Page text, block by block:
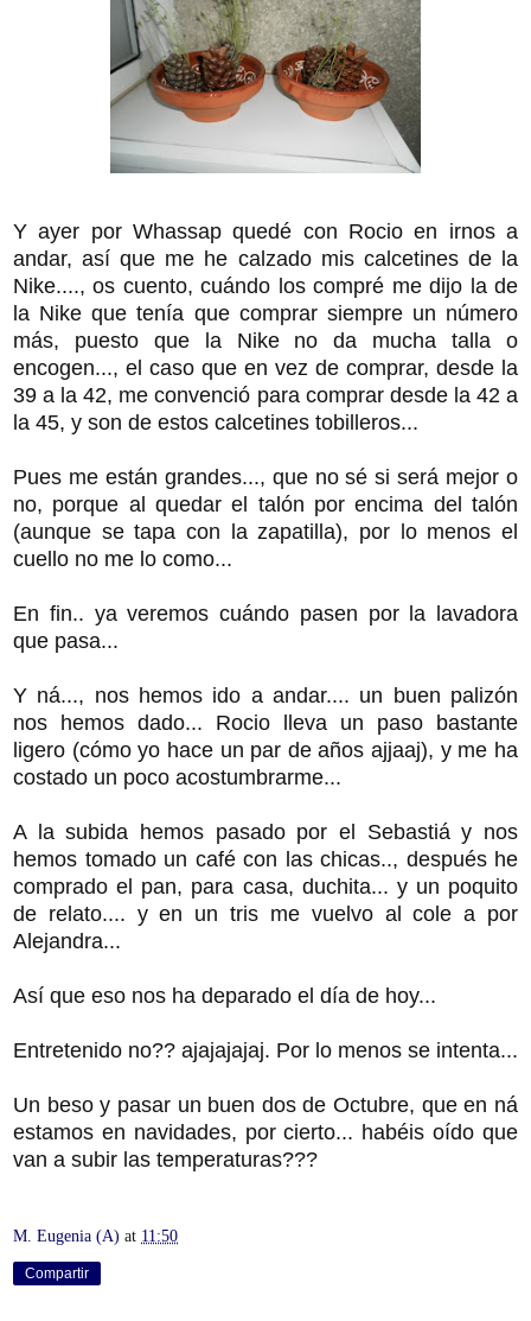
Y ayer por Whassap quedé con Rocio en irnos a
andar, así que me he calzado mis calcetines de la
Nike...., os cuento, cuándo los compré me dijo la de
la Nike que tenía que comprar siempre un número
más, puesto que la Nike no da mucha talla o
encogen..., el caso que en vez de comprar, desde la
39 a la 42, me convenció para comprar desde la 42 a
la 45, y son de estos calcetines tobilleros...
Pues me están grandes..., que no sé si será mejor o
no, porque al quedar el talón por encima del talón
(aunque se tapa con la zapatilla), por lo menos el
cuello no me lo como...
En fin.. ya veremos cuándo pasen por la lavadora
que pasa...
Y ná..., nos hemos ido a andar.... un buen palizón
nos hemos dado... Rocio lleva un paso bastante
ligero (cómo yo hace un par de años ajjaaj), y me ha
costado un poco acostumbrarme...
A la subida hemos pasado por el Sebastiá y nos
hemos tomado un café con las chicas.., después he
comprado el pan, para casa, duchita... y un poquito
de relato.... y en un tris me vuelvo al cole a por
Alejandra...
Así que eso nos ha deparado el día de hoy...
Entretenido no?? ajajajajaj. Por lo menos se intenta...
Un beso y pasar un buen dos de Octubre, que en ná
estamos en navidades, por cierto... habéis oído que
van a subir las temperaturas???
M. Eugenia (A) at 11:50
Compartir